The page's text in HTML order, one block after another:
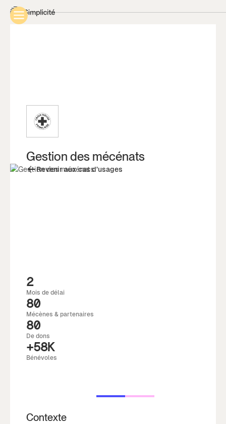
Gestion des mécénats
Revenir aux cas d’usages
2
Mois de délai
80
Mécènes & partenaires
80
De dons
+58K
Bénévoles
Contexte